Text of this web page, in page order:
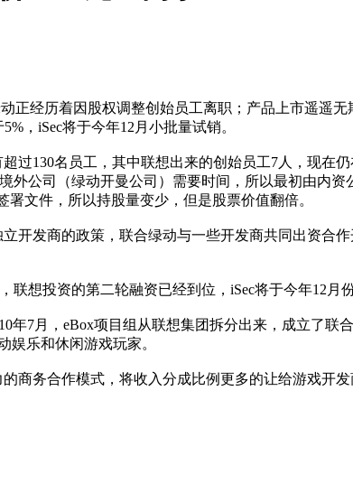
正经历着因股权调整创始员工离职；产品上市遥遥
，iSec将于今年12月小批量试销。
过130名员工，其中联想出来的创始员工7人，现在
外公司（绿动开曼公司）需要时间，所以最初由内
文件，所以持股量变少，但是股票价值翻倍。
开发商的政策，联合绿动与一些开发商共同出资合
想投资的第二轮融资已经到位，iSec将于今年12月
年7月，eBox项目组从联想集团拆分出来，成立了联
娱乐和休闲游戏玩家。
商务合作模式，将收入分成比例更多的让给游戏开